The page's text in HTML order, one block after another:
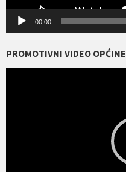
00:00
PROMOTIVNI VIDEO OPĆINE